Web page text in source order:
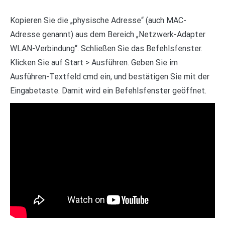
Kopieren Sie die „physische Adresse“ (auch MAC-
Adresse genannt) aus dem Bereich „Netzwerk-Adapter
WLAN-Verbindung“. Schließen Sie das Befehlsfenster.
Klicken Sie auf Start > Ausführen. Geben Sie im
Ausführen-Textfeld cmd ein, und bestätigen Sie mit der
Eingabetaste. Damit wird ein Befehlsfenster geöffnet.